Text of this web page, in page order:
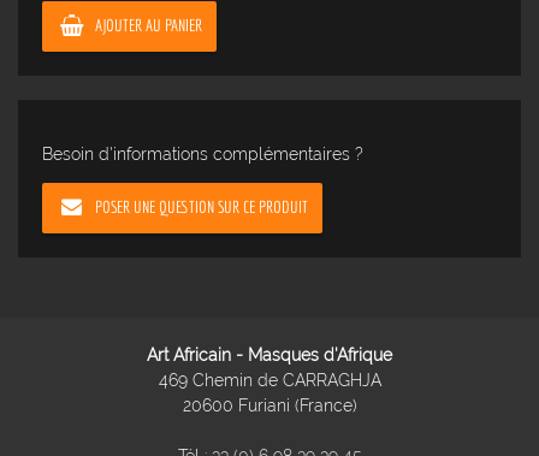
AJOUTER AU PANIER
Besoin d'informations complémentaires ?
POSER UNE QUESTION SUR CE PRODUIT
Art Africain - Masques d'Afrique
469 Chemin de CARRAGHJA
20600 Furiani (France)